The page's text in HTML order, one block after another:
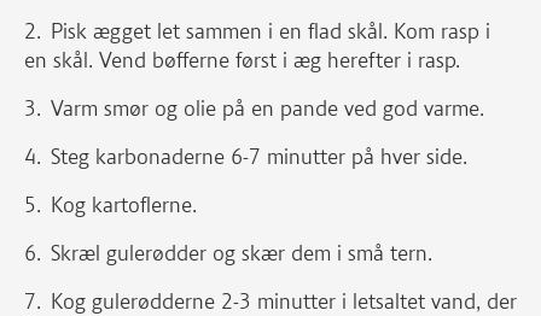
Pisk ægget let sammen i en flad skål. Kom rasp i
en skål. Vend bøfferne først i æg herefter i rasp.
Varm smør og olie på en pande ved god varme.
Steg karbonaderne 6-7 minutter på hver side.
Kog kartoflerne.
Skræl gulerødder og skær dem i små tern.
Kog gulerødderne 2-3 minutter i letsaltet vand, der